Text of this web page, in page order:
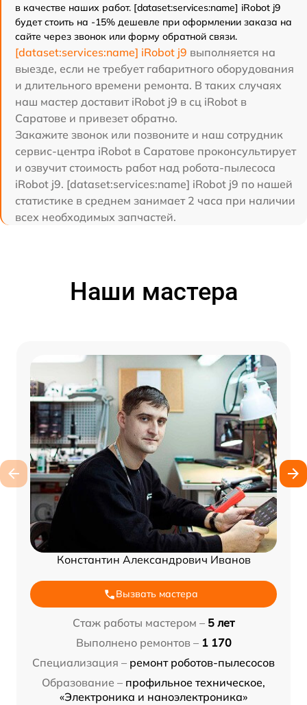
в качестве наших работ. [dataset:services:name] iRobot j9
будет стоить на -15% дешевле при оформлении заказа на
сайте через звонок или форму обратной связи.
[dataset:services:name] iRobot j9 выполняется на
выезде, если не требует габаритного оборудования
и длительного времени ремонта. В таких случаях
наш мастер доставит iRobot j9 в сц iRobot в
Саратове и привезет обратно.
Закажите звонок или позвоните и наш сотрудник
сервис-центра iRobot в Саратове проконсультирует
и озвучит стоимость работ над робота-пылесоса
iRobot j9. [dataset:services:name] iRobot j9 по нашей
статистике в среднем занимает 2 часа при наличии
всех необходимых запчастей.
Наши мастера
Константин Александрович Иванов
Вызвать мастера
Стаж работы мастером – 5 лет
Выполнено ремонтов – 1 170
Специализация – ремонт роботов-пылесосов
Образование – профильное техническое,
«Электроника и наноэлектроника»